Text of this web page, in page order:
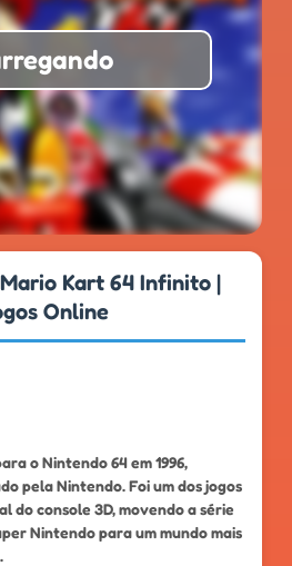
★★★★ 4.8 999k+
Kart 64 Infinito |
Online
o Nintendo 64 em 1996,
pela Nintendo. Foi um dos jogos
do console 3D, movendo a série
Nintendo para um mundo mais